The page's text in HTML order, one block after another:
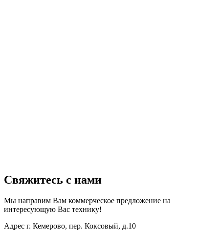
Свяжитесь с нами
Мы направим Вам коммерческое предложение на
интересующую Вас технику!
Адрес г. Кемерово, пер. Коксовый, д.10